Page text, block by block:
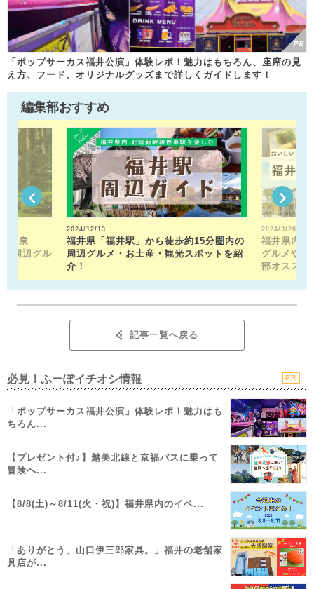
「ポップサーカス福井公演」体験レポ！魅力はもちろん、座席の見
え方、フード、オリジナルグッズまで詳しくガイドします！
編集部おすすめ
平泉
周辺グル
2024/12/13
福井県「福井駅」から徒歩約15分圏内の
周辺グルメ・お土産・観光スポットを紹
介！
2024/3/20
福井県内の
グルメや近
部オススメ
記事一覧へ戻る
必見！ふーぽイチオシ情報 PR
「ポップサーカス福井公演」体験レポ！魅力はも
ちろん...
【プレゼント付♪】越美北線と京福バスに乗って
冒険へ...
【8/8(土)～8/11(火・祝)】福井県内のイベ...
「ありがとう、山口伊三郎家具。」福井の老舗家
具店が...